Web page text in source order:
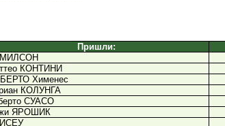
Пришли:
КОНТИНИ
Хименес
КОЛУНГА
СУАСО
ЯРОШИК